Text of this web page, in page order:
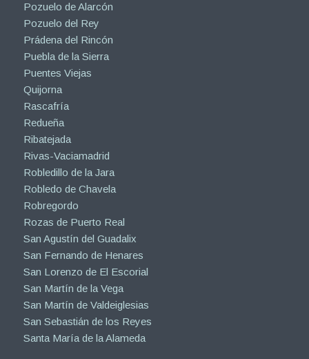
Pozuelo de Alarcón
Pozuelo del Rey
Prádena del Rincón
Puebla de la Sierra
Puentes Viejas
Quijorna
Rascafría
Redueña
Ribatejada
Rivas-Vaciamadrid
Robledillo de la Jara
Robledo de Chavela
Robregordo
Rozas de Puerto Real
San Agustín del Guadalix
San Fernando de Henares
San Lorenzo de El Escorial
San Martín de la Vega
San Martín de Valdeiglesias
San Sebastián de los Reyes
Santa María de la Alameda